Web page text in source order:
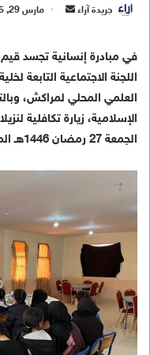
جريدة آراء
ي
د
ك
ت
و
ن
مارس 29, 2025
في مبادرة إنسانية تجسد
اللجنة الاجتماعية التابعة
العلمي المحلي لمراكش،
الإسلامية، زيارة تكافلية
الجمعة 27 رمضان 1446هـ الموافق لـ 28 مارس 2025.